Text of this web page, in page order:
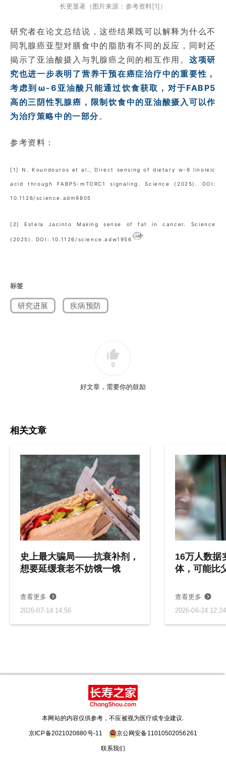
长更显著（图片来源：参考资料[1]）
研究者在论文总结说，这些结果既可以解释为什么不
同乳腺癌亚型对膳食中的脂肪有不同的反应，同时还
揭示了亚油酸摄入与乳腺癌之间的相互作用。 这项研
究也进一步表明了营养干预在癌症治疗中的重要性，
考虑到ω-6亚油酸只能通过饮食获取，对于FABP5
高的三阴性乳腺癌，限制饮食中的亚油酸摄入可以作
为治疗策略中的一部分。
参考资料：
[1] N. Koundouros et al., Direct sensing of dietary w-6 linoleic
acid through FABP5-mTORC1 signaling. Science (2025). DOI:
10.1126/science.adm9805
[2] Estela Jacinto Making sense of fat in cancer. Science
(2025). DOI: 10.1126/science.adw1956
标签
研究进展 疾病预防
0
好文章，需要你的鼓励
相关文章
史上最大骗局——抗衰补剂，
想要延缓衰老不妨饿一饿
查看更多
2026-07-14 14:56
16万人数据
体，可能比
查看更多
2026-06-24 12:24
本网站的内容仅供参考，不应被视为医疗或专业建议.
京ICP备2021020880号-11 京公网安备11010502056261
联系我们